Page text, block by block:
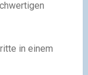
in einem